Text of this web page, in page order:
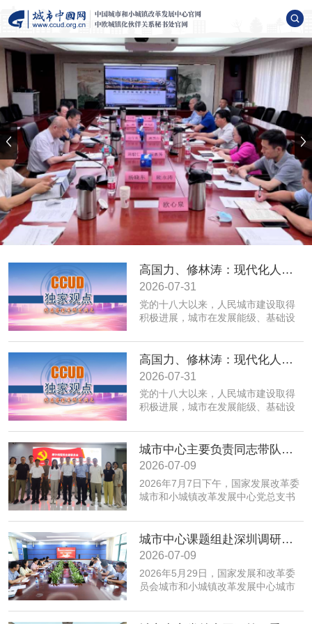
高国力、修林涛：现代化人民城市高质量发展的战略框架与政策体系
2026-07-31
党的十八大以来，人民城市建设取得
积极进展，城市在发展能级、基础设
治理、历史文化保护等方面取得积极
成效；同时，也面临着转变发展方
式、培育发展动能、提升功能品质、
加强生态环境保护、赓续历史文脉、
推动精细治理、增强城市韧性等转型
发展任务。为实现以上目标，必须紧
城市、安全可靠的韧性城市、崇德向
善的文明城市、便捷高效的智慧城市
等重点任务，优化以构建新体系、培
育新动能、服务全年龄、保障全要素
为重点的政策体系，走出一条具有中
高国力、修林涛：现代化人民城市高质量发展的战略框架与政策体系
2026-07-31
党的十八大以来，人民城市建设取得
积极进展，城市在发展能级、基础设
治理、历史文化保护等方面取得积极
成效；同时，也面临着转变发展方
式、培育发展动能、提升功能品质、
加强生态环境保护、赓续历史文脉、
推动精细治理、增强城市韧性等转型
发展任务。为实现以上目标，必须紧
城市、安全可靠的韧性城市、崇德向
善的文明城市、便捷高效的智慧城市
等重点任务，优化以构建新体系、培
育新动能、服务全年龄、保障全要素
为重点的政策体系，走出一条具有中
城市中心主要负责同志带队赴摩尔线程“夸娥”北京智算中心专题调研
2026-07-09
2026年7月7日下午，国家发展改革委
城市和小城镇改革发展中心党总支书
娥”北京智算中心开展专题调研。
城市中心课题组赴深圳调研全国人才大数据平台福田区学生学习力项目应用情况
2026-07-09
​2026年5月29日，国家发展和改革委
员会城市和小城镇改革发展中心城市
国人才大数据平台在基础教育学生学